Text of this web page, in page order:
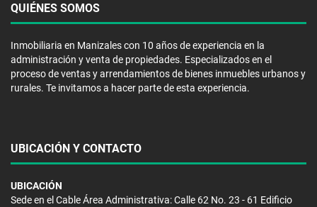
QUIÉNES SOMOS
Inmobiliaria en Manizales con 10 años de experiencia en la
administración y venta de propiedades. Especializados en el
proceso de ventas y arrendamientos de bienes inmuebles urbanos y
rurales. Te invitamos a hacer parte de esta experiencia.
UBICACIÓN Y CONTACTO
UBICACIÓN
Sede en el Cable Área Administrativa: Calle 62 No. 23 - 61 Edificio